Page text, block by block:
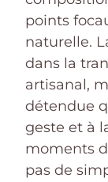
points
naturelle.
dans la
artisanal,
détendue
geste et à
moments
pas de